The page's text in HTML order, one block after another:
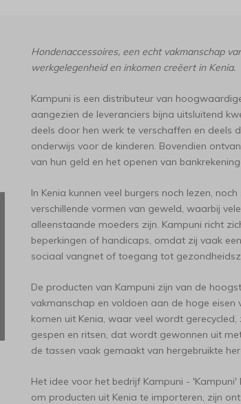
Hondenaccessoires, een echt vakmanschap
werkgelegenheid en inkomen creëert in Kenia.
Kampuni is een distributeur van
aangezien de leveranciers bijna uitsluitend
deels door hen werk te verschaffen en
onderwijs voor de kinderen. Bovendien
van hun geld en het openen van
In Kenia kunnen veel burgers noch lezen,
verschillende vormen van geweld, waarbij
alleenstaande moeders zijn. Kampuni richt
beperkingen of handicaps, omdat zij vaak
sociaal vangnet of toegang tot
De producten van Kampuni zijn van de
vakmanschap en voldoen aan de hoge
komen uit Kenia, waar veel wordt
gespen en ritsen, dat wordt gewonnen uit
de tassen vaak gemaakt van hergebruikte
Het idee voor het bedrijf Kampuni -
om producten uit Kenia te importeren, zijn